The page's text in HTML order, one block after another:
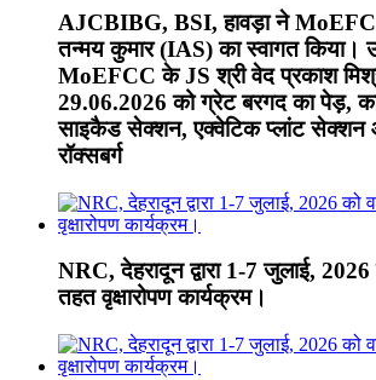
AJCBIBG, BSI, हावड़ा ने
तन्मय कुमार (IAS) का स्वागत किया।
MoEFCC के JS श्री वेद प्रकाश
29.06.2026 को ग्रेट बरगद का पेड़,
साइकैड सेक्शन, एक्वेटिक प्लांट सेक्शन
रॉक्सबर्ग
NRC, देहरादून द्वारा 1-7 जुलाई,
तहत वृक्षारोपण कार्यक्रम।